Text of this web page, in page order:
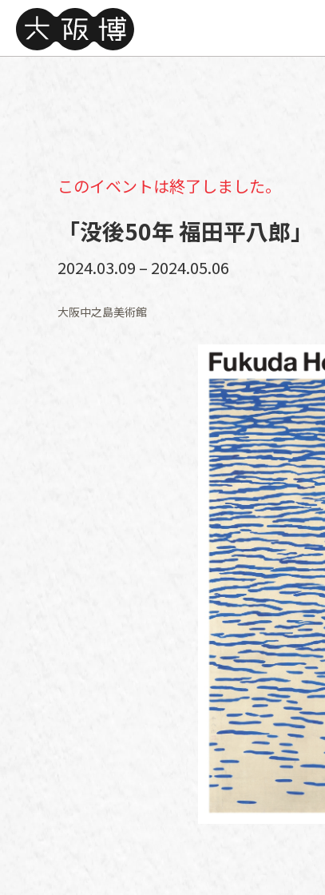
このイベントは終了しました。
「没後50年 福田平八郎」
2024.03.09 – 2024.05.06
大阪中之島美術館